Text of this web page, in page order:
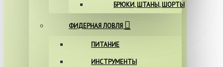
БРЮКИ, ШТАНЫ, ШОРТЫ
ФИДЕРНАЯ ЛОВЛЯ
ПИТАНИЕ
ИНСТРУМЕНТЫ